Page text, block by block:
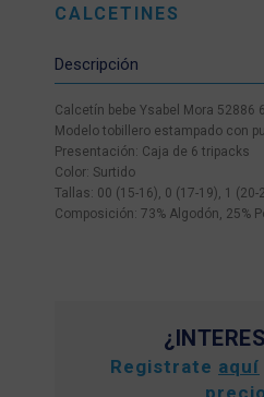
CALCETINES
Descripción
Calcetín bebe Ysabel Mora 52886
Modelo tobillero estampado con
Presentación: Caja de 6 tripacks
Color: Surtido
Tallas: 00 (15-16), 0 (17-19), 1 (20-
Composición: 73% Algodón, 25%
Registrate aquí